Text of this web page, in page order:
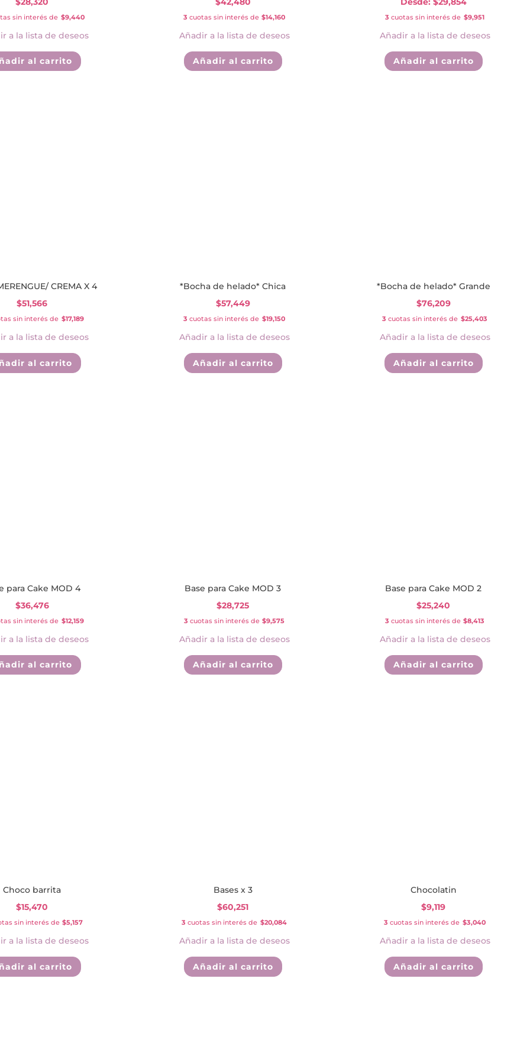
sin interés de $9,440
a la lista de deseos
al carrito
3 cuotas sin interés de $14,160
Añadir a la lista de deseos
Añadir al carrito
3 cuotas sin interés de $9,951
Añadir a la lista de deseos
Añadir al carrito
producto
CREMA X 4
$51,566
sin interés de $17,189
a la lista de deseos
al carrito
*Bocha de helado* Chica
$57,449
3 cuotas sin interés de $19,150
Añadir a la lista de deseos
Añadir al carrito
*Bocha de helado* Grande
$76,209
3 cuotas sin interés de $25,403
Añadir a la lista de deseos
Añadir al carrito
para Cake MOD 4
$36,476
sin interés de $12,159
a la lista de deseos
al carrito
Base para Cake MOD 3
$28,725
3 cuotas sin interés de $9,575
Añadir a la lista de deseos
Añadir al carrito
Base para Cake MOD 2
$25,240
3 cuotas sin interés de $8,413
Añadir a la lista de deseos
Añadir al carrito
Choco barrita
$15,470
sin interés de $5,157
a la lista de deseos
al carrito
Bases x 3
$60,251
3 cuotas sin interés de $20,084
Añadir a la lista de deseos
Añadir al carrito
Chocolatin
$9,119
3 cuotas sin interés de $3,040
Añadir a la lista de deseos
Añadir al carrito